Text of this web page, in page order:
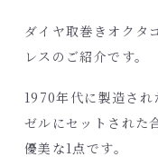
ダイヤ取巻きオクタ
レスのご紹介です。
1970年代に製造さ
ゼルにセットされた
優美な1点です。